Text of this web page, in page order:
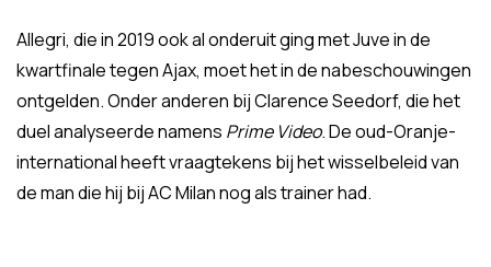
Allegri, die in 2019 ook al onderuit ging met Juve in de
kwartfinale tegen Ajax, moet het in de nabeschouwingen
ontgelden. Onder anderen bij Clarence Seedorf, die het
duel analyseerde namens Prime Video. De oud-Oranje-
international heeft vraagtekens bij het wisselbeleid van
de man die hij bij AC Milan nog als trainer had.